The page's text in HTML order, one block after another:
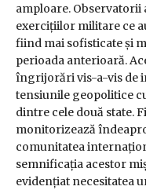
amploare. Observatorii
exercițiilor militare ce
fiind mai sofisticate și
perioada anterioară.
îngrijorări vis-a-vis de
tensiunile geopolitice
dintre cele două state.
monitorizează
comunitatea
semnificația acestor
evidențiat necesitatea